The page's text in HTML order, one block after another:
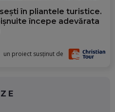
în pliantele turistice.
începe adevărata
un proiect susținut de